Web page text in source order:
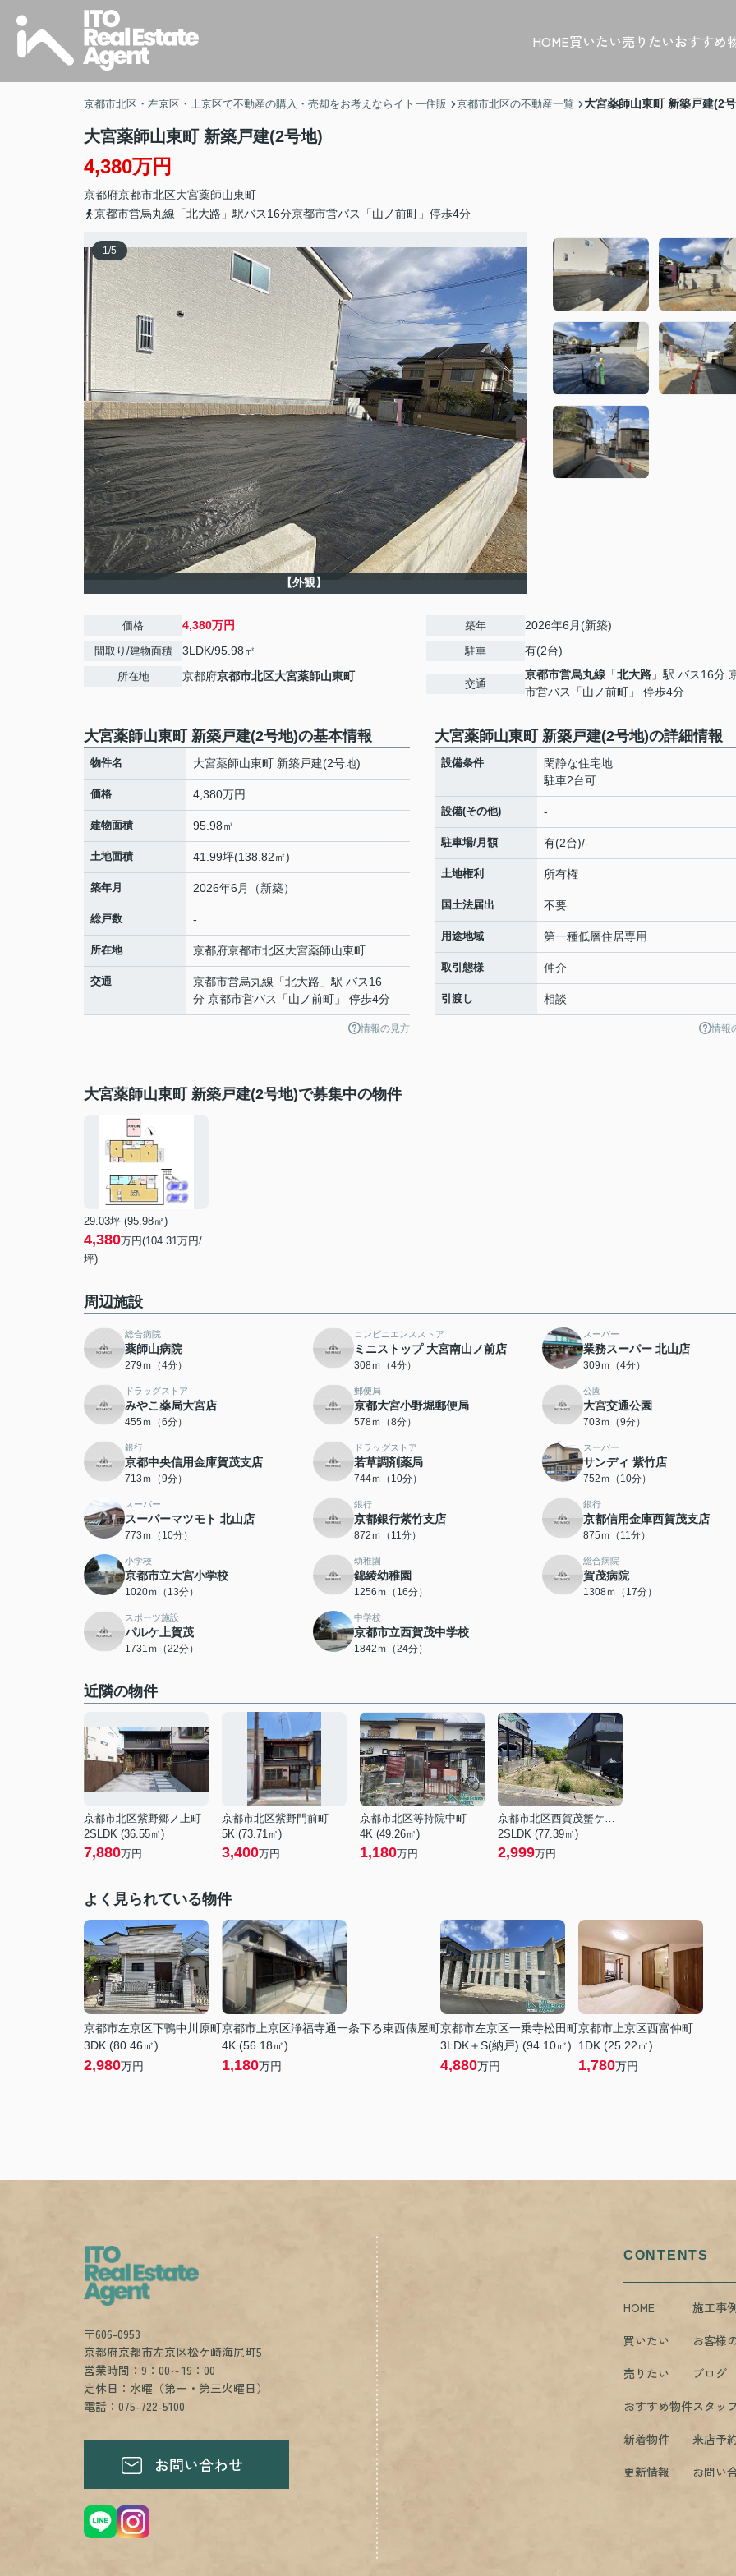
HOME買いたい売りたいおすすめ
京都市北区・左京区・上京区で不動産の購入・売却をお考えならイトー住販 京都市北区の不動産一覧 大宮薬師山東町 新築戸建(2
大宮薬師山東町 新築戸建(2号地)
4,380万円
京都府京都市北区大宮薬師山東町
京都市営烏丸線「北大路」駅バス16分京都市営バス「山ノ前町」停歩4分
1/5
【外観】
価格 4,380万円
間取り/建物面積 3LDK/95.98㎡
所在地 京都府京都市北区大宮薬師山東町
築年 2026年6月(新築)
駐車 有(2台)
交通
京都市営烏丸線 「北大路 」駅 バス16分
市営バス「山ノ前町」 停歩4分
大宮薬師山東町 新築戸建(2号地)の基本情報
物件名 大宮薬師山東町 新築戸建(2号地)
価格 4,380万円
建物面積 95.98㎡
土地面積 41.99坪(138.82㎡)
築年月 2026年6月（新築）
総戸数 -
所在地 京都府京都市北区大宮薬師山東町
交通 京都市営烏丸線 「北大路 」駅 バス16
分 京都市営バス「山ノ前町」 停歩4分
情報の見方
大宮薬師山東町 新築戸建(2号地)の詳細情報
設備条件
閑静な住宅地
駐車2台可
設備(その他) -
駐車場/月額 有(2台)/-
土地権利 所有権
国土法届出 不要
用途地域 第一種低層住居専用
取引態様 仲介
引渡し 相談
情報
大宮薬師山東町 新築戸建(2号地)で募集中の物件
29.03坪 (95.98㎡)
4,380万円(104.31万円/
坪)
周辺施設
総合病院
薬師山病院
279ｍ（4分）
コンビニエンスストア
ミニストップ 大宮南山ノ前店
308ｍ（4分）
スーパー
業務スーパー 北山店
309ｍ（4分）
ドラッグストア
みやこ薬局大宮店
455ｍ（6分）
郵便局
京都大宮小野堀郵便局
578ｍ（8分）
公園
大宮交通公園
703ｍ（9分）
銀行
京都中央信用金庫賀茂支店
713ｍ（9分）
ドラッグストア
若草調剤薬局
744ｍ（10分）
スーパー
サンディ 紫竹店
752ｍ（10分）
スーパー
スーパーマツモト 北山店
773ｍ（10分）
銀行
京都銀行紫竹支店
872ｍ（11分）
銀行
京都信用金庫西賀茂支店
875ｍ（11分）
小学校
京都市立大宮小学校
1020ｍ（13分）
幼稚園
錦綾幼稚園
1256ｍ（16分）
総合病院
賀茂病院
1308ｍ（17分）
スポーツ施設
パルケ上賀茂
1731ｍ（22分）
中学校
京都市立西賀茂中学校
1842ｍ（24分）
近隣の物件
京都市北区紫野郷ノ上町
2SLDK (36.55㎡)
7,880万円
京都市北区紫野門前町
5K (73.71㎡)
3,400万円
京都市北区等持院中町
4K (49.26㎡)
1,180万円
京都市北区西賀茂蟹ケ坂町
2SLDK (77.39㎡)
2,999万円
よく見られている物件
京都市左京区下鴨中川原町
3DK (80.46㎡)
2,980万円
京都市上京区浄福寺通一条下る東西俵屋町
4K (56.18㎡)
1,180万円
京都市左京区一乗寺松田町
3LDK＋S(納戸) (94.10㎡)
4,880万円
京都市上京区西富仲町
1DK (25.22㎡)
1,780万円
〒606-0953
京都府京都市左京区松ケ崎海尻町5
営業時間：9：00～19：00
定休日：水曜（第一・第三火曜日）
電話：075-722-5100
お問い合わせ
CONTENTS
HOME
施工事
買いたい
お客様
売りたい
ブログ
おすすめ物件スタッ
新着物件
来店予
更新情報
お問い